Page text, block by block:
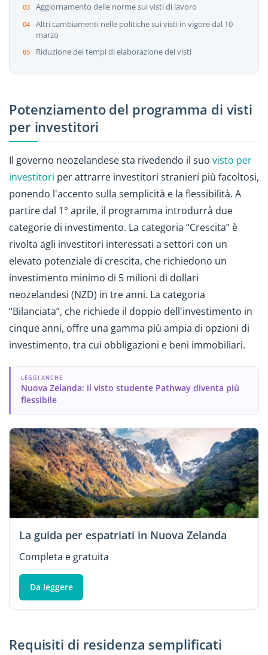
Aggiornamento delle norme sui visti di lavoro
Altri cambiamenti nelle politiche sui visti in vigore dal 10
marzo
Riduzione dei tempi di elaborazione dei visti
Potenziamento del programma di visti
per investitori
Il governo neozelandese sta rivedendo il suo visto per
investitori per attrarre investitori stranieri più facoltosi,
ponendo l'accento sulla semplicità e la flessibilità. A
partire dal 1° aprile, il programma introdurrà due
categorie di investimento. La categoria “Crescita” è
rivolta agli investitori interessati a settori con un
elevato potenziale di crescita, che richiedono un
investimento minimo di 5 milioni di dollari
neozelandesi (NZD) in tre anni. La categoria
“Bilanciata”, che richiede il doppio dell'investimento in
cinque anni, offre una gamma più ampia di opzioni di
investimento, tra cui obbligazioni e beni immobiliari.
LEGGI ANCHE
Nuova Zelanda: il visto studente Pathway diventa più
flessibile
La guida per espatriati in Nuova Zelanda
Completa e gratuita
Da leggere
Requisiti di residenza semplificati